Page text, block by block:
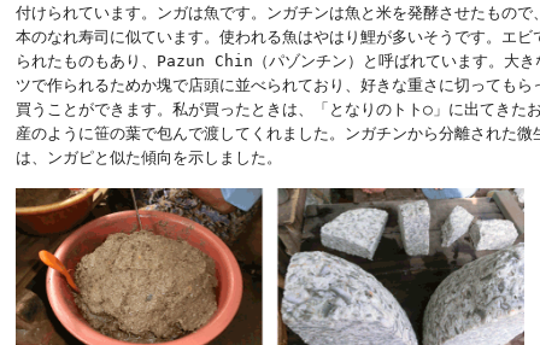
付けられています。ンガは魚です。ンガチンは魚と米を発酵させたもので
本のなれ寿司に似ています。使われる魚はやはり鯉が多いそうです。エビ
られたものもあり、Pazun Chin（パゾンチン）と呼ばれています。大き
ツで作られるためか塊で店頭に並べられており、好きな重さに切ってもら
買うことができます。私が買ったときは、「となりのトト○」に出てきた
産のように笹の葉で包んで渡してくれました。ンガチンから分離された微
は、ンガピと似た傾向を示しました。